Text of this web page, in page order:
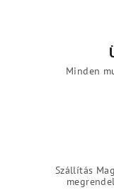
Minden
Szállítás